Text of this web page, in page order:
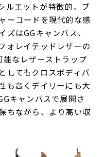
ルエットが特徴的。ブ
ーコードを現代的な感
はGGキャンバス、
ォレイテッドレザーの
なレザーストラップ
してもクロスボディバ
も高くデイリーにも大
キャンバスで展開さ
ちながら、より高い収